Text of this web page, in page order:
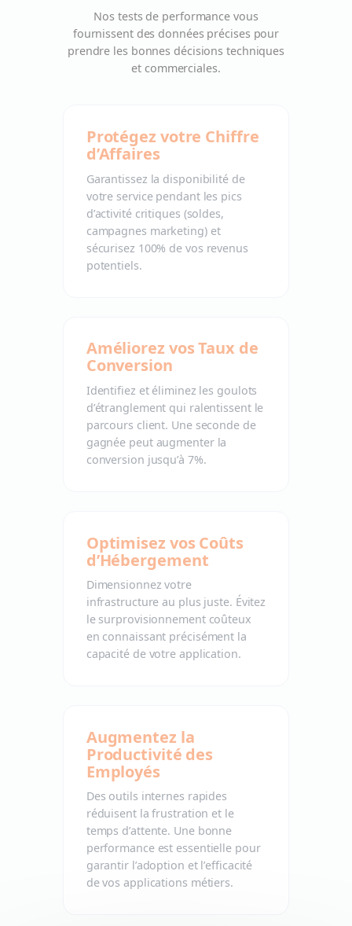
Nos tests de performance vous
fournissent des données précises pour
prendre les bonnes décisions techniques
et commerciales.
Protégez votre Chiffre
d’Affaires
Garantissez la disponibilité de
votre service pendant les pics
d’activité critiques (soldes,
campagnes marketing) et
sécurisez 100% de vos revenus
potentiels.
Améliorez vos Taux de
Conversion
Identifiez et éliminez les goulots
d’étranglement qui ralentissent le
parcours client. Une seconde de
gagnée peut augmenter la
conversion jusqu’à 7%.
Optimisez vos Coûts
d’Hébergement
Dimensionnez votre
infrastructure au plus juste. Évitez
le surprovisionnement coûteux
en connaissant précisément la
capacité de votre application.
Augmentez la
Productivité des
Employés
Des outils internes rapides
réduisent la frustration et le
temps d’attente. Une bonne
performance est essentielle pour
garantir l’adoption et l’efficacité
de vos applications métiers.